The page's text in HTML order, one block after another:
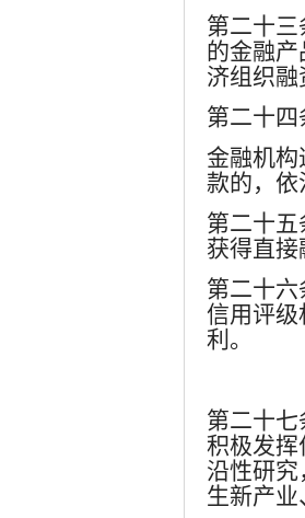
第二十
的金融
济组织融
第二十
金融机构
款的，依
第二十
获得直接
第二十
信用评
利。
第二十
积极发挥
沿性研
生新产业